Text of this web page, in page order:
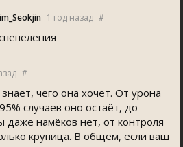
1 год назад #
#
чего она хочет. От урона
случаев оно остаёт, до
намёков нет, от контроля
крупица. В общем, если ваш